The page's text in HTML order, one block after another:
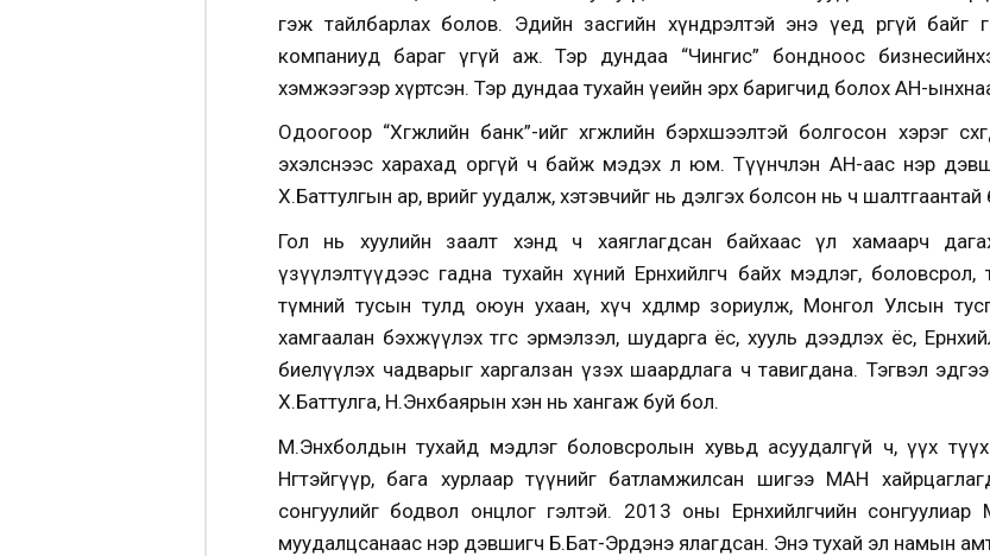
гэж тайлбарлах болов. Эдийн засгийн хүндрэлтэй энэ үед өргүй байг
компаниуд бараг үгүй аж. Тэр дундаа “Чингис” бондноос
хэмжээгээр хүртсэн. Тэр дундаа тухайн үеийн эрх баригчид болох АН-
Одоогоор “Хөгжлийн банк”-ийг хөгжлийн бэрхшээлтэй болгосон хэрэг
эхэлснээс харахад оргүй ч байж мэдэх л юм. Түүнчлэн АН-аас нэр
Х.Баттулгын ар, өврийг уудалж, хэтэвчийг нь дэлгэх болсон нь ч шалтгаантай
Гол нь хуулийн заалт хэнд ч хаяглагдсан байхаас үл хамаарч
үзүүлэлтүүдээс гадна тухайн хүний Ерөнхийлөгч байх мэдлэг,
түмний тусын тулд оюун ухаан, хүч хөдөлмөрөө зориулж, Монгол Улсын
хамгаалан бэхжүүлэх төгс эрмэлзэл, шударга ёс, хууль дээдлэх ёс,
биелүүлэх чадварыг харгалзан үзэх шаардлага ч тавигдана. Тэгвэл
Х.Баттулга, Н.Энхбаярын хэн нь хангаж буй бол.
М.Энхболдын тухайд мэдлэг боловсролын хувьд асуудалгүй ч, үүх
Нөгөөтэйгүүр, бага хурлаар түүнийг батламжилсан шигээ МАН
сонгуулийг бодвол онцлог гэлтэй. 2013 оны Ерөнхийлөгчийн
муудалцсанаас нэр дэвшигч Б.Бат-Эрдэнэ ялагдсан. Энэ тухай эл намын